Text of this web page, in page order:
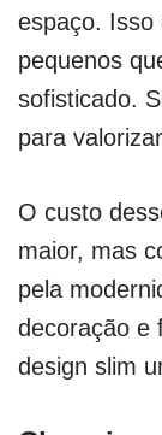
espaço. Isso
pequenos
sofisticado.
para
O custo
maior, mas
pela
decoração e
design slim